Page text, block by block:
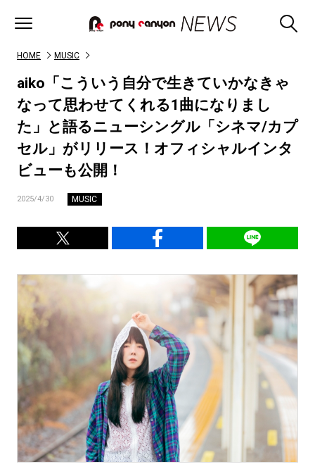
HOME MUSIC
aiko「こういう自分で生きていかなきゃ
なって思わせてくれる1曲になりまし
た」と語るニューシングル「シネマ/カプ
セル」がリリース！オフィシャルインタ
ビューも公開！
2025/4/30 MUSIC